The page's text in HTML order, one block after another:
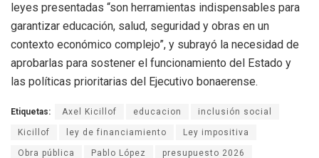
leyes presentadas “son herramientas indispensables para
garantizar educación, salud, seguridad y obras en un
contexto económico complejo”, y subrayó la necesidad de
aprobarlas para sostener el funcionamiento del Estado y
las políticas prioritarias del Ejecutivo bonaerense.
Etiquetas: Axel Kicillof educacion inclusión social
Kicillof ley de financiamiento Ley impositiva
Obra pública Pablo López presupuesto 2026